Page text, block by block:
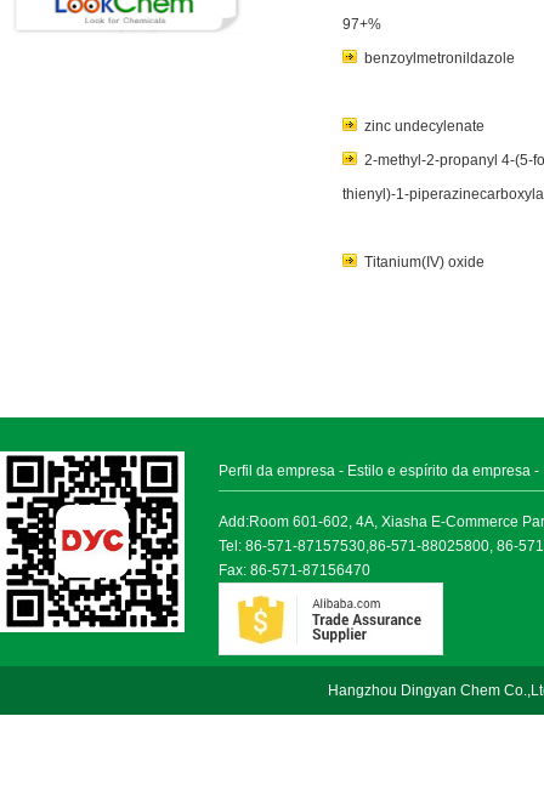
97+%
benzoylmetronildazole
zinc undecylenate
2-methyl-2-propanyl 4-(5-
thienyl)-1-
Titanium(IV) oxide
Perfil da empresa - Estilo e espírito da empresa -
Add:Room 601-602, 4A, Xiasha E-Commerce
Tel: 86-571-87157530,86-571-88025800, 86-
Fax: 86-571-87156470
Hangzhou Dingyan Chem